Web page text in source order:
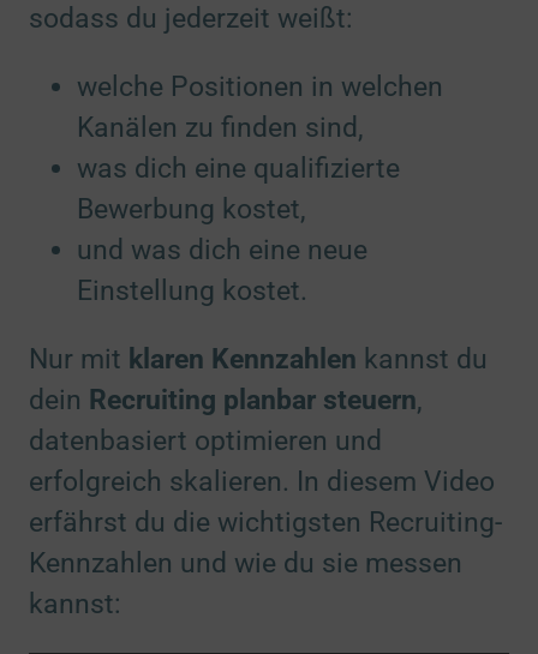
sodass du jederzeit weißt:
welche Positionen in welchen
Kanälen zu finden sind,
was dich eine qualifizierte
Bewerbung kostet,
und was dich eine neue
Einstellung kostet.
Nur mit klaren Kennzahlen kannst du
dein Recruiting planbar steuern,
datenbasiert optimieren und
erfolgreich skalieren. In diesem Video
erfährst du die wichtigsten Recruiting-
Kennzahlen und wie du sie messen
kannst: